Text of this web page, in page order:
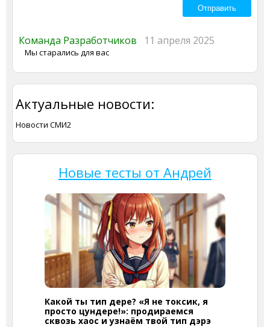
Команда Разработчиков 11 апреля 2025
Мы старались для вас
Актуальные новости:
Новости СМИ2
Новые тесты от Андрей
Какой ты тип дере? «Я не токсик, я
просто цундере!»: продираемся
сквозь хаос и узнаём твой тип дэрэ